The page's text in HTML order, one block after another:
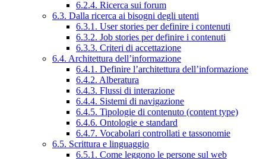
6.2.4. Ricerca sui forum
6.3. Dalla ricerca ai bisogni degli utenti
6.3.1. User stories per definire i contenuti
6.3.2. Job stories per definire i contenuti
6.3.3. Criteri di accettazione
6.4. Architettura dell’informazione
6.4.1. Definire l’architettura dell’informazione
6.4.2. Alberatura
6.4.3. Flussi di interazione
6.4.4. Sistemi di navigazione
6.4.5. Tipologie di contenuto (content type)
6.4.6. Ontologie e standard
6.4.7. Vocabolari controllati e tassonomie
6.5. Scrittura e linguaggio
6.5.1. Come leggono le persone sul web